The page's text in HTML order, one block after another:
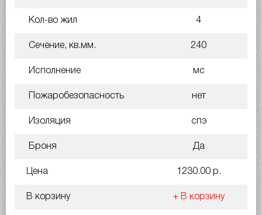
Кол-во жил 4
Сечение, кв.мм. 240
Исполнение мс
Пожаробезопасность нет
Изоляция спэ
Броня Да
Цена 1230.00 р.
В корзину + В корзину